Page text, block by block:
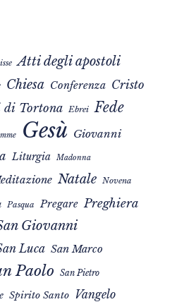
Atti degli apostoli
Chiesa Conferenza Cristo
di Tortona Ebrei Fede
Gesù Giovanni
Liturgia Madonna
Natale Novena
Pasqua Pregare Preghiera
Giovanni
Luca San Marco
Paolo San Pietro
Spirito Santo Vangelo